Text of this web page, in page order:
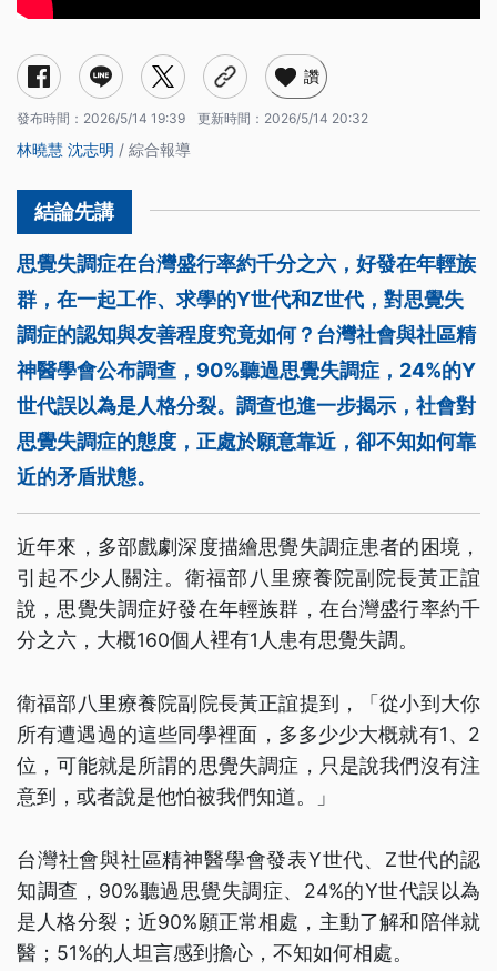
讚
發布時間： 2026/5/14 19:39 更新時間： 2026/5/14 20:32
林曉慧 沈志明 / 綜合報導
思覺失調症在台灣盛行率約千分之六，好發在年輕族
群，在一起工作、求學的Y世代和Z世代，對思覺失
調症的認知與友善程度究竟如何？台灣社會與社區精
神醫學會公布調查，90%聽過思覺失調症，24%的Y
世代誤以為是人格分裂。調查也進一步揭示，社會對
思覺失調症的態度，正處於願意靠近，卻不知如何靠
近的矛盾狀態。
近年來，多部戲劇深度描繪思覺失調症患者的困境，
引起不少人關注。衛福部八里療養院副院長黃正誼
說，思覺失調症好發在年輕族群，在台灣盛行率約千
分之六，大概160個人裡有1人患有思覺失調。
衛福部八里療養院副院長黃正誼提到，「從小到大你
所有遭遇過的這些同學裡面，多多少少大概就有1、2
位，可能就是所謂的思覺失調症，只是說我們沒有注
意到，或者說是他怕被我們知道。」
台灣社會與社區精神醫學會發表Y世代、Z世代的認
知調查，90%聽過思覺失調症、24%的Y世代誤以為
是人格分裂；近90%願正常相處，主動了解和陪伴就
醫；51%的人坦言感到擔心，不知如何相處。